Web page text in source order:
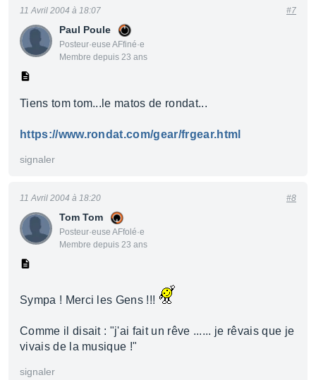
Paul Poule
Posteur·euse AFfiné·e
Membre depuis 23 ans
11 Avril 2004 à 18:07 #7
Tiens tom tom...le matos de rondat...
https://www.rondat.com/gear/frgear.html
signaler
Tom Tom
Posteur·euse AFfolé·e
Membre depuis 23 ans
11 Avril 2004 à 18:20 #8
Sympa ! Merci les Gens !!!
Comme il disait : "j'ai fait un rêve ...... je rêvais que je
vivais de la musique !"
signaler